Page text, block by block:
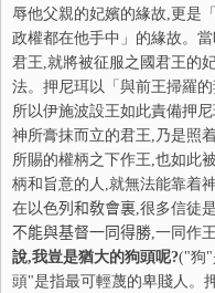
辱他父親的妃嬪的緣故,更是
政權都在他手中」的緣故。
君王,就將被征服之國君王的
法。押尼珥以「與前王掃羅
所以伊施波設王如此責備押
神所膏抹而立的君王,乃是照
所賜的權柄之下作王,也如此
柄和旨意的人,就無法能靠着
在以色列 和敎會裏,很多信徒
不能與基督一同得勝,一同作
說,我豈是猶大的狗頭呢?("狗"
頭"是指最可輕蔑的卑賤人。